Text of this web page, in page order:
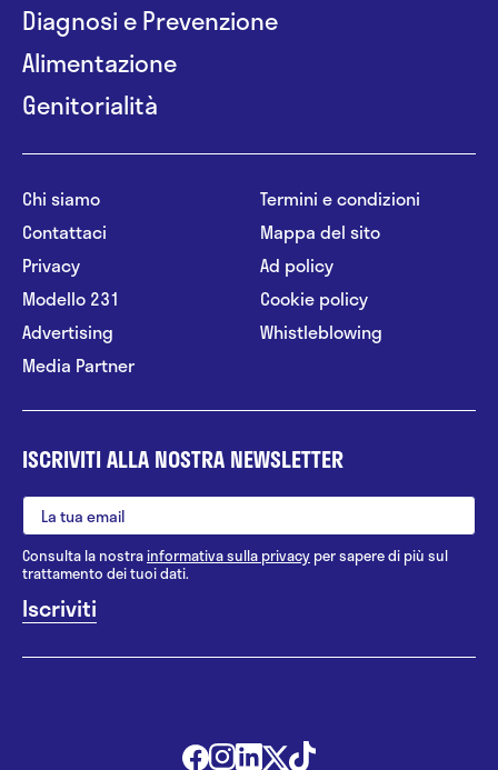
Diagnosi e Prevenzione
Alimentazione
Genitorialità
Chi siamo
Contattaci
Privacy
Modello 231
Advertising
Media Partner
Termini e condizioni
Mappa del sito
Ad policy
Cookie policy
Whistleblowing
ISCRIVITI ALLA NOSTRA NEWSLETTER
Consulta la nostrainformativa sulla privacy per sapere di più sul
trattamento dei tuoi dati.